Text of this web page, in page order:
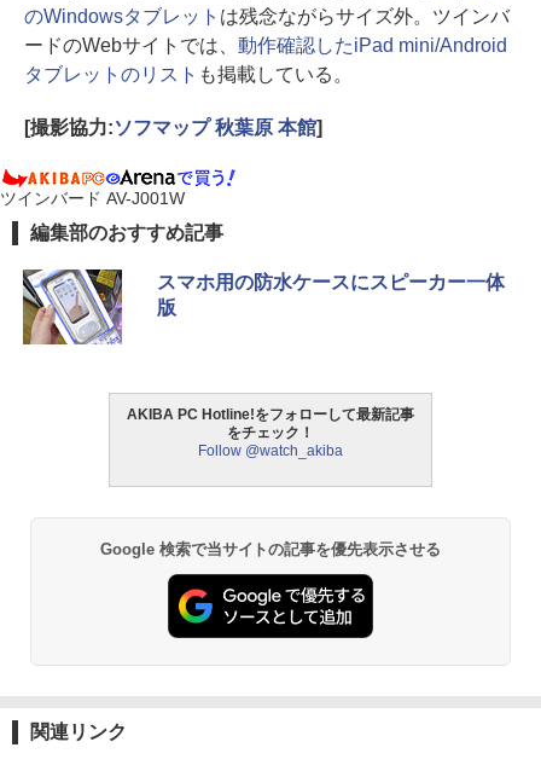
のWindowsタブレット は残念ながらサイズ外。ツインバ
ードのWebサイトでは、 動作確認したiPad mini/Android
タブレットのリスト も掲載している。
[撮影協力:ソフマップ 秋葉原 本館]
ツインバード AV-J001W
編集部のおすすめ記事
スマホ用の防水ケースにスピーカー一体
版
AKIBA PC Hotline!をフォローして最新記事
をチェック！
Follow @watch_akiba
Google 検索で当サイトの記事を優先表示させる
関連リンク